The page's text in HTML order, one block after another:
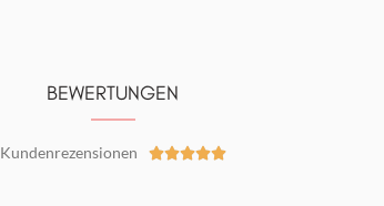
BEWERTUNGEN
Kundenrezensionen 